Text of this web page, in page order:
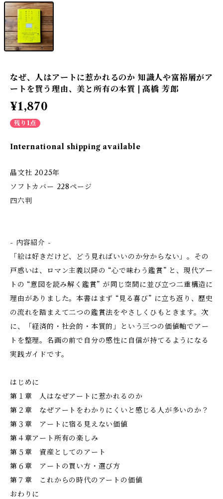
なぜ、人はアートに惹かれるのか 知識人や富裕層がア
ートを買う理由、美と所有の本質 | 髙橋 芳郎
¥1,870
残り1点
International shipping available
晶文社 2025年
ソフトカバー 228ページ
四六判
- 内容紹介 -
「絵は好きだけど、どう見ればいいのか分からない」。その
戸惑いは、ロマン主義以降の “心で味わう鑑賞” と、現代アー
トの “意図を読み解く鑑賞” が同じ空間に並び立つ二重構造に
理由がありました。本書はまず “見る喜び” に立ち返り、歴史
の流れを踏まえて二つの鑑賞法をやさしくひもときます。次
に、「経済的・社会的・本質的」という三つの価値軸でアー
トを整理。名画の前で自分の感性に自信が持てるようになる
実践ガイドです。
はじめに
第１章 人はなぜアートに惹かれるのか
第２章 なぜアートをわかりにくいと感じる人が多いのか？
第３章 アートに宿る見えない価値
第４章アート所有の楽しみ
第５章 資産としてのアート
第６章 アートの買い方・選び方
第７章 これからの時代のアートの価値
おわりに